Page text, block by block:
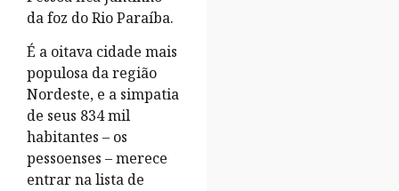
da foz do Rio Paraíba.
É a oitava cidade mais
populosa da região
Nordeste, e a simpatia
de seus 834 mil
habitantes – os
pessoenses – merece
entrar na lista de